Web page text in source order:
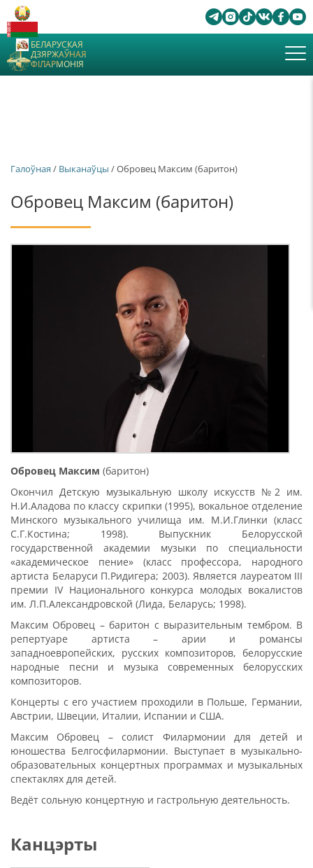
БЕЛАРУСКАЯ
ДЗЯРЖАЎНАЯ
ФІЛАРМОНІЯ
Галоўная / Выканаўцы / Обровец Максим (баритон)
Обровец Максим (баритон)
Обровец Максим (баритон)
Окончил Детскую музыкальную школу искусств №2 им.
Н.И.Аладова по классу скрипки (1995), вокальное отделение
Минского музыкального училища им. М.И.Глинки (класс
С.Г.Костина; 1998). Выпускник Белорусской
государственной академии музыки по специальности
«академическое пение» (класс профессора, народного
артиста Беларуси П.Ридигера; 2003). Является лауреатом III
премии IV Национального конкурса молодых вокалистов
им. Л.П.Александровской (Лида, Беларусь; 1998).
Максим Обровец – баритон с выразительным тембром. В
репертуаре артиста – арии и романсы
западноевропейских, русских композиторов, белорусские
народные песни и музыка современных белорусских
композиторов.
Концерты с его участием проходили в Польше, Германии,
Австрии, Швеции, Италии, Испании и США.
Максим Обровец – солист Филармонии для детей и
юношества Белгосфилармонии. Выступает в музыкально-
образовательных концертных программах и музыкальных
спектаклях для детей.
Ведёт сольную концертную и гастрольную деятельность.
Канцэрты